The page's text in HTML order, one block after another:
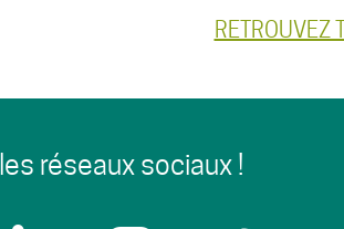
RETROUVEZ
réseaux sociaux !